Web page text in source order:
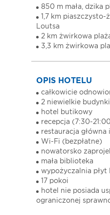
850 m mała, dzika
1,7 km
Loutsa
2 km żwirkowa
3,3 km żwirkowa
OPIS HOTELU
całkowicie
2 niewielkie budynki
hotel butikowy
recepcja (7:30-
restauracja główna
Wi-Fi (bezpłatne)
nowatorsko
mała biblioteka
wypożyczalnia płyt
17 pokoi
hotel nie posiada
ograniczonej